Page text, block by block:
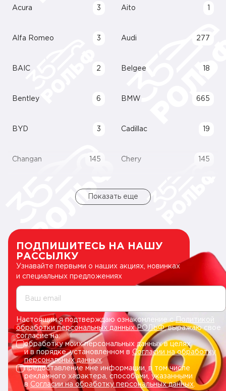
Acura 3 Aito
Alfa Romeo 3 Audi 277
BAIC 2 Belgee 18
Bentley 6 BMW 665
BYD 3 Cadillac 19
Changan 145 Chery 145
Показать еще
ПОДПИШИТЕСЬ НА НАШУ
РАССЫЛКУ
Узнавайте первыми о наших акциях, новинках
и специальных предложениях
Ваш email
Настоящим я подтверждаю ознакомление сПолитикой
обработки персональных данных РОЛЬФ, выражаю свое
согласие на:
обработку моих персональных данных в целях
и в порядке, установленном в Согласии на обработку
персональных данных.
предоставление мне информации, в том числе
рекламного характера, способами, указанными
в Согласии на обработку персональных данных